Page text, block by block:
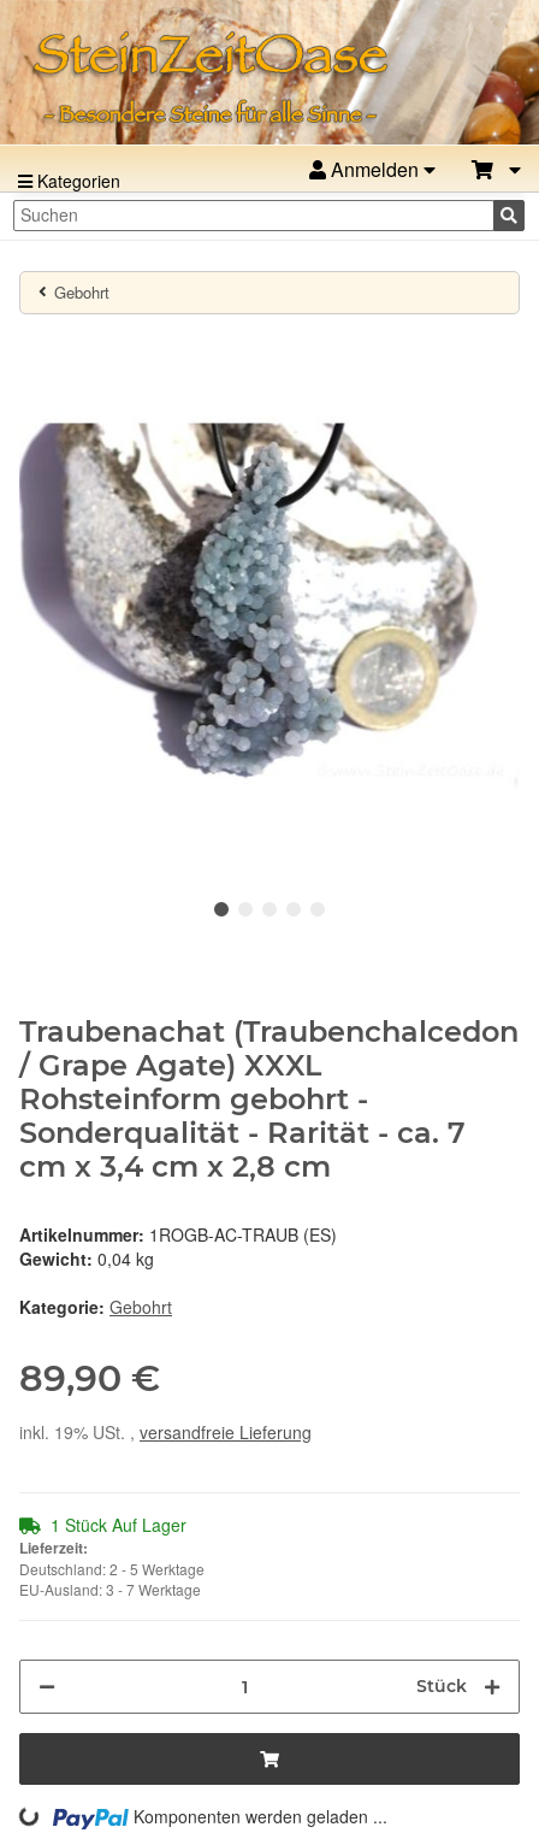
Kategorien Anmelden
Gebohrt
Traubenachat (Traubenchalcedon
/ Grape Agate) XXXL
Rohsteinform gebohrt -
Sonderqualität - Rarität - ca. 7
cm x 3,4 cm x 2,8 cm
Artikelnummer: 1ROGB-AC-TRAUB (ES)
Gewicht: 0,04 kg
Kategorie: Gebohrt
89,90 €
inkl. 19% USt. , versandfreie Lieferung
1 Stück Auf Lager
Lieferzeit:
Deutschland: 2 - 5 Werktage
EU-Ausland: 3 - 7 Werktage
Stück
Komponenten werden geladen ...